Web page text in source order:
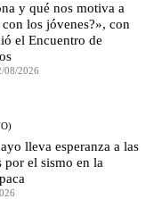
y qué nos motiva a
los jóvenes?», con
el Encuentro de
08/2026
lleva esperanza a las
por el sismo en la